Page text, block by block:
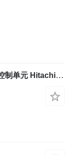
履带起重机 Hitachi KH150-3 的 驾驶员控制单元 Hitachi KH150-3